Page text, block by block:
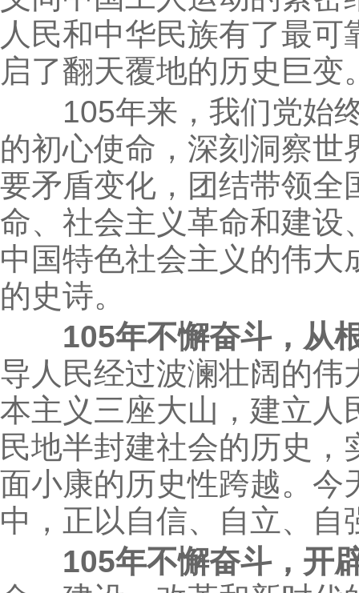
人民和中华民族有了最
启了翻天覆地的历史巨变
105年来，我们党始终
的初心使命，深刻洞察
要矛盾变化，团结带领全
命、社会主义革命和建设
中国特色社会主义的伟
的史诗。
105年不懈奋斗，从
导人民经过波澜壮阔的伟
本主义三座大山，建立人
民地半封建社会的历史
面小康的历史性跨越。今
中，正以自信、自立、
105年不懈奋斗，开